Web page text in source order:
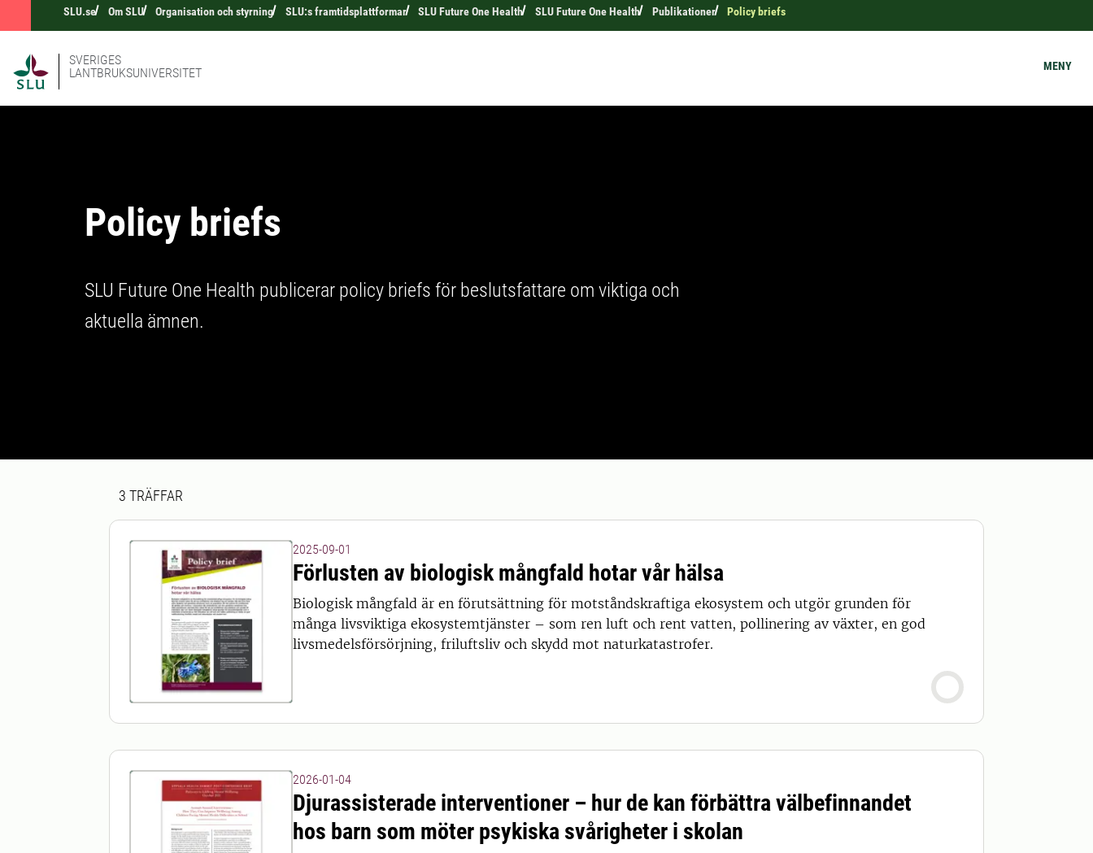
SLU.se Om SLU Organisation och styrning SLU:s framtidsplattformar SLU Future One Health SLU Future One Health Publikationer Policy briefs
SVERIGES
LANTBRUKSUNIVERSITET
MENY
Policy briefs
SLU Future One Health publicerar policy briefs för beslutsfattare om viktiga och
aktuella ämnen.
Sökresultat
3 TRÄFFAR
2025-09-01
Förlusten av biologisk mångfald hotar vår hälsa
Biologisk mångfald är en förutsättning för motståndskraftiga ekosystem och utgör grunden för
många livsviktiga ekosystemtjänster – som ren luft och rent vatten, pollinering av växter, en god
livsmedelsförsörjning, friluftsliv och skydd mot naturkatastrofer.
2026-01-04
Djurassisterade interventioner – hur de kan förbättra välbefinnandet
hos barn som möter psykiska svårigheter i skolan